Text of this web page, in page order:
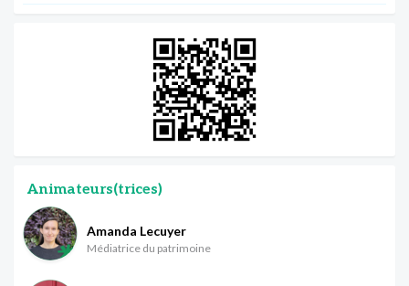
Animateurs(trices)
Amanda Lecuyer
Médiatrice du patrimoine